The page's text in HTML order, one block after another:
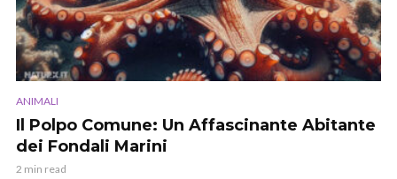
ANIMALI
Il Polpo Comune: Un Affascinante Abitante
dei Fondali Marini
2 min read